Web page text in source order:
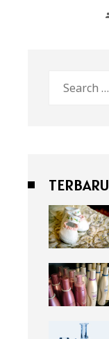
for:
TERBARU